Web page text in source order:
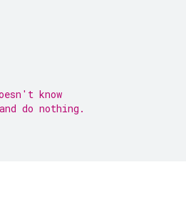
know
do nothing.